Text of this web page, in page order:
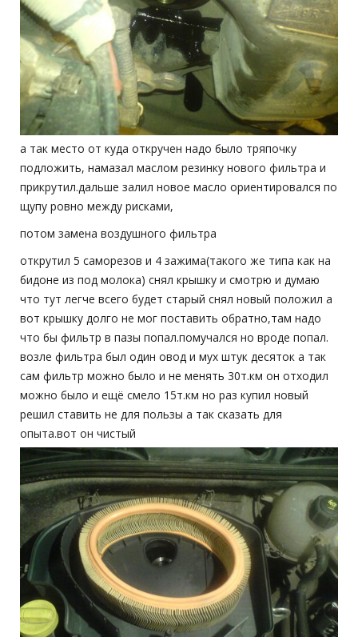
а так место от куда откручен надо было тряпочку
подложить, намазал маслом резинку нового фильтра и
прикрутил.дальше залил новое масло ориентировался по
щупу ровно между рисками,
потом замена воздушного фильтра
открутил 5 саморезов и 4 зажима(такого же типа как на
бидоне из под молока) снял крышку и смотрю и думаю
что тут легче всего будет старый снял новый положил а
вот крышку долго не мог поставить обратно,там надо
что бы фильтр в пазы попал.помучался но вроде попал.
возле фильтра был один овод и мух штук десяток а так
сам фильтр можно было и не менять 30т.км он отходил
можно было и ещё смело 15т.км но раз купил новый
решил ставить не для пользы а так сказать для
опыта.вот он чистый